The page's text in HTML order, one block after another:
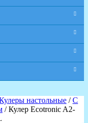
настольные /С
/ Кулер Ecotronic A2-